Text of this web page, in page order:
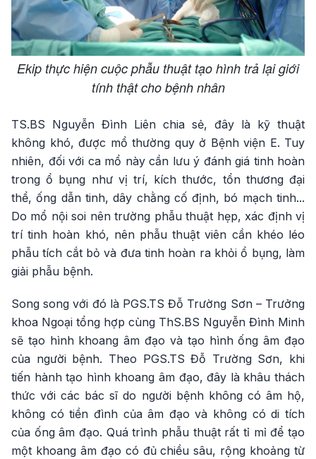
Ekip thực hiện cuộc phẫu thuật tạo hình trả lại giới
tính thật cho bệnh nhân
TS.BS Nguyễn Đình Liên chia sẻ, đây là kỹ thuật
không khó, được mổ thường quy ở Bệnh viện E. Tuy
nhiên, đối với ca mổ này cần lưu ý đánh giá tinh hoàn
trong ổ bụng như vị trí, kích thước, tổn thương đại
thể, ống dẫn tinh, dây chằng cố định, bó mạch tinh...
Do mổ nội soi nên trường phẫu thuật hẹp, xác định vị
trí tinh hoàn khó, nên phẫu thuật viên cần khéo léo
phẫu tích cắt bỏ và đưa tinh hoàn ra khỏi ổ bụng, làm
giải phẫu bệnh.
Song song với đó là PGS.TS Đỗ Trường Sơn – Trưởng
khoa Ngoại tổng hợp cùng ThS.BS Nguyễn Đình Minh
sẽ tạo hình khoang âm đạo và tạo hình ống âm đạo
của người bệnh. Theo PGS.TS Đỗ Trường Sơn, khi
tiến hành tạo hình khoang âm đạo, đây là khâu thách
thức với các bác sĩ do người bệnh không có âm hộ,
không có tiền đình của âm đạo và không có di tích
của ống âm đạo. Quá trình phẫu thuật rất tỉ mỉ để tạo
một khoang âm đạo có đủ chiều sâu, rộng khoảng từ